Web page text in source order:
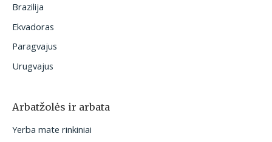
Brazilija
Ekvadoras
Paragvajus
Urugvajus
Arbatžolės ir arbata
Yerba mate rinkiniai